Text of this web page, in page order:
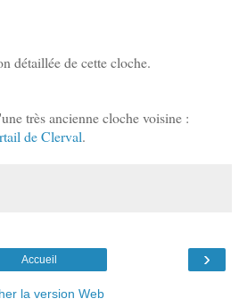
détaillée de cette cloche.
très ancienne cloche voisine :
de Clerval.
›
Accueil
la version Web